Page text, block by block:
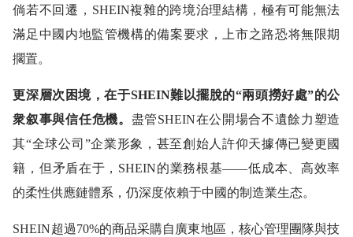
倘若不回遷，SHEIN複雜的跨境治理結構，極有可能無法
滿足中國内地監管機構的備案要求，上市之路恐将無限期
擱置。
更深層次困境，在于SHEIN難以擺脫的“兩頭撈好處”的公
衆叙事與信任危機。 盡管SHEIN在公開場合不遺餘力塑造
其“全球公司”企業形象，甚至創始人許仰天據傳已變更國
籍，但矛盾在于，SHEIN的業務根基——低成本、高效率
的柔性供應鏈體系，仍深度依賴于中國的制造業生态。
SHEIN超過70%的商品采購自廣東地區，核心管理團隊與技